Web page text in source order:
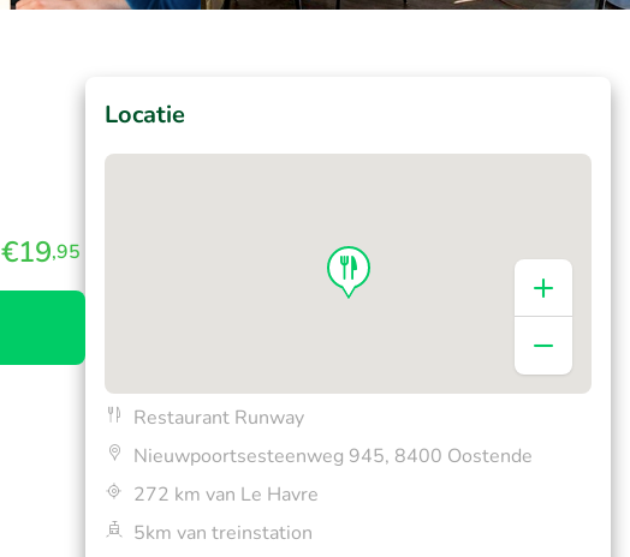
€19,95
Locatie
Restaurant Runway
Nieuwpoortsesteenweg 945, 8400 Oostende
272 km van Le Havre
5km van treinstation